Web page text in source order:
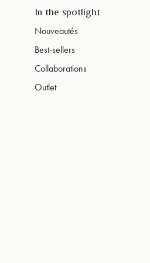
In the spotlight
Nouveautés
Best-sellers
Collaborations
Outlet